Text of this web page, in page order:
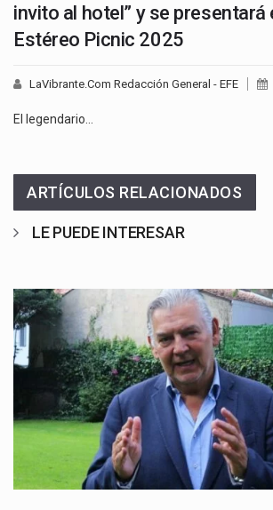
invito al hotel” y se presentará
Estéreo Picnic 2025
LaVibrante.Com Redacción General - EFE
El legendario…
ARTÍCULOS RELACIONADOS
LE PUEDE INTERESAR